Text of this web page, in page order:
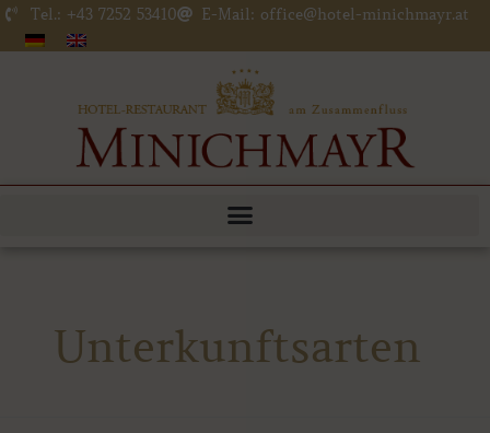
Zum
Inhalt
Tel.: +43 7252 53410 E-Mail: office@hotel-minichmayr.at
Unterkunftsarten